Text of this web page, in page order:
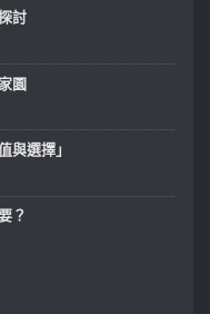
討
園
與選擇」
？